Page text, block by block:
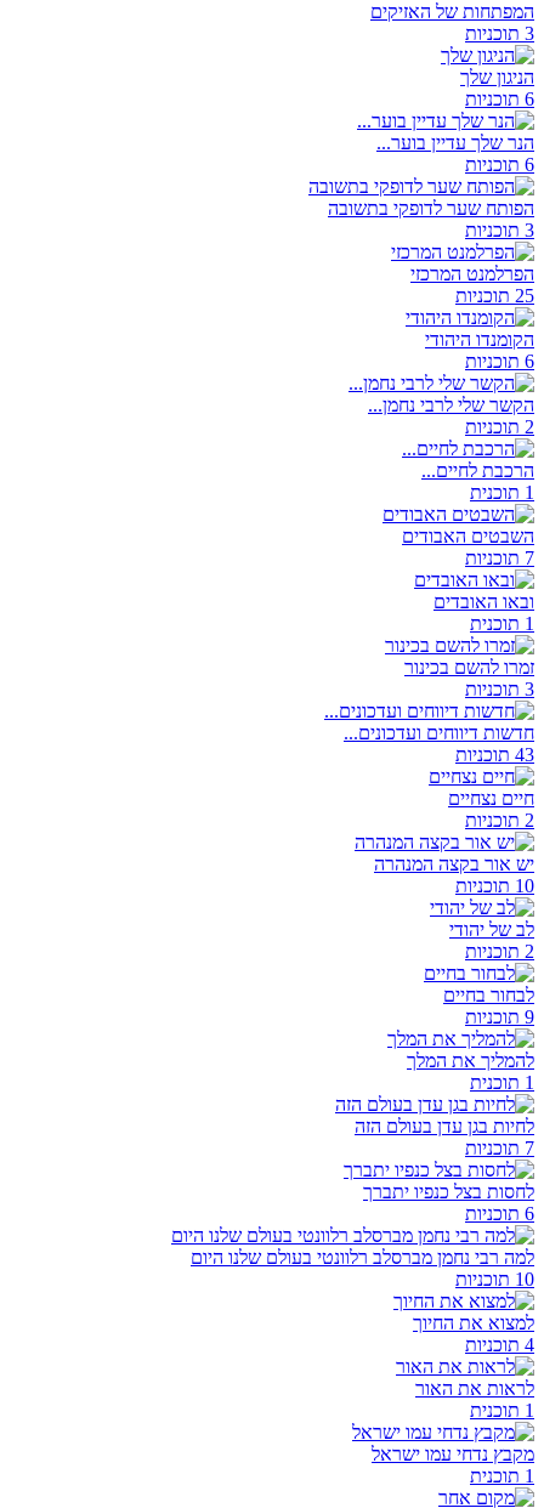
המפתחות של האזיקים
3 תוכניות
הניגון שלך
6 תוכניות
הנר שלך עדיין בוער...
6 תוכניות
הפותח שער לדופקי בתשובה
3 תוכניות
הפרלמנט המרכזי
25 תוכניות
הקומנדו היהודי
6 תוכניות
הקשר שלי לרבי נחמן...
2 תוכניות
הרכבת לחיים...
1 תוכנית
השבטים האבודים
7 תוכניות
ובאו האובדים
1 תוכנית
זמרו להשם בכינור
3 תוכניות
חדשות דיווחים ועדכונים...
43 תוכניות
חיים נצחיים
2 תוכניות
יש אור בקצה המנהרה
10 תוכניות
לב של יהודי
2 תוכניות
לבחור בחיים
9 תוכניות
להמליך את המלך
1 תוכנית
לחיות בגן עדן בעולם הזה
7 תוכניות
לחסות בצל כנפיו יתברך
6 תוכניות
למה רבי נחמן מברסלב רלוונטי בעולם שלנו היום
10 תוכניות
למצוא את החיוך
4 תוכניות
לראות את האור
1 תוכנית
מקבץ נדחי עמו ישראל
1 תוכנית